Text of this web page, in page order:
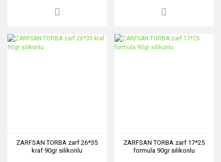
ZARFSAN TORBA zarf 26*35
kraf 90gr silikonlu
ZARFSAN TORBA zarf 17*25
formula 90gr silikonlu